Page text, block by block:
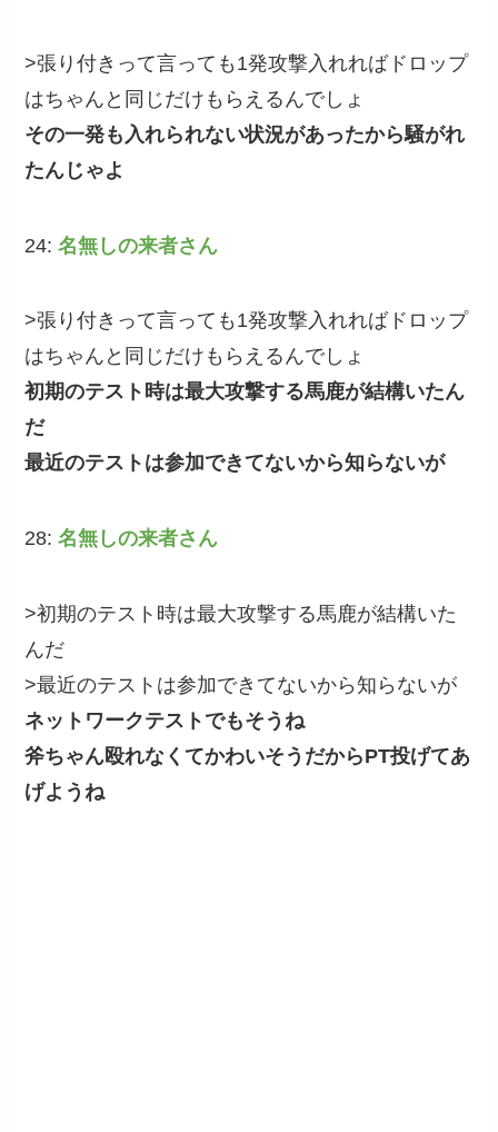
>張り付きって言っても1発攻撃入れればドロップ
はちゃんと同じだけもらえるんでしょ
その一発も入れられない状況があったから騒がれ
たんじゃよ
24:名無しの来者さん
>張り付きって言っても1発攻撃入れればドロップ
はちゃんと同じだけもらえるんでしょ
初期のテスト時は最大攻撃する馬鹿が結構いたん
だ
最近のテストは参加できてないから知らないが
28:名無しの来者さん
>初期のテスト時は最大攻撃する馬鹿が結構いた
んだ
>最近のテストは参加できてないから知らないが
ネットワークテストでもそうね
斧ちゃん殴れなくてかわいそうだからPT投げてあ
げようね